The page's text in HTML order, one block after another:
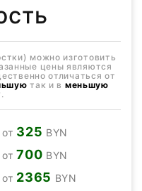
можно изготовить
цены являются
отличаться от
так и в меньшую
от 325 BYN
от700 BYN
от 2365 BYN